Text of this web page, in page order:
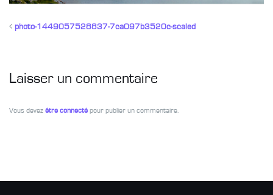
photo-1449057528837-7ca097b3520c-scaled
Laisser un commentaire
Vous devez être connecté pour publier un commentaire.